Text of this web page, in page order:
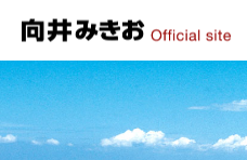
HOME
プロフィール